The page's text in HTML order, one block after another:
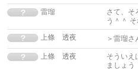
雷瑠
さて、そ
う＾＾
上條 透夜
＞雷瑠
上條 透夜
そういえ
ましょう